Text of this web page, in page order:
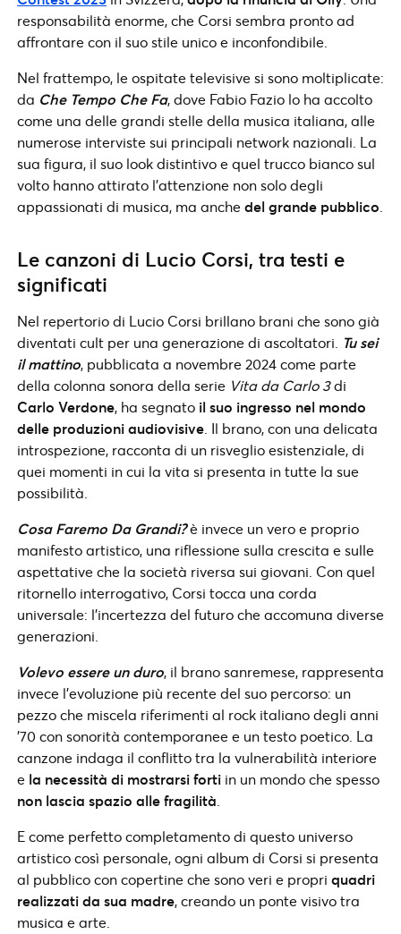
responsabilità enorme, che Corsi sembra pronto ad
affrontare con il suo stile unico e inconfondibile.
Nel frattempo, le ospitate televisive si sono moltiplicate:
da Che Tempo Che Fa, dove Fabio Fazio lo ha accolto
come una delle grandi stelle della musica italiana, alle
numerose interviste sui principali network nazionali. La
sua figura, il suo look distintivo e quel trucco bianco sul
volto hanno attirato l’attenzione non solo degli
appassionati di musica, ma anchedel grande pubblico
Le canzoni di Lucio Corsi, tra testi e
significati
Nel repertorio di Lucio Corsi brillano brani che sono già
diventati cult per una generazione di ascoltatori. Tu sei
il mattino, pubblicata a novembre 2024 come parte
della colonna sonora della serie Vita da Carlo 3di
Carlo Verdone, ha segnato il suo ingresso nel mondo
delle produzioni audiovisive . Il brano, con una delicata
introspezione, racconta di un risveglio esistenziale, di
quei momenti in cui la vita si presenta in tutte la sue
possibilità.
Cosa Faremo Da Grandi?è invece un vero e proprio
manifesto artistico, una riflessione sulla crescita e sulle
aspettative che la società riversa sui giovani. Con quel
ritornello interrogativo, Corsi tocca una corda
universale: l’incertezza del futuro che accomuna diverse
generazioni.
Volevo essere un duro, il brano sanremese, rappresenta
invece l’evoluzione più recente del suo percorso: un
pezzo che miscela riferimenti al rock italiano degli anni
’70 con sonorità contemporanee e un testo poetico. La
canzone indaga il conflitto tra la vulnerabilità interiore
e la necessità di mostrarsi forti in un mondo che spesso
non lascia spazio alle fragilità
E come perfetto completamento di questo universo
artistico così personale, ogni album di Corsi si presenta
al pubblico con copertine che sono veri e propri quadri
realizzati da sua madre, creando un ponte visivo tra
musica e arte.